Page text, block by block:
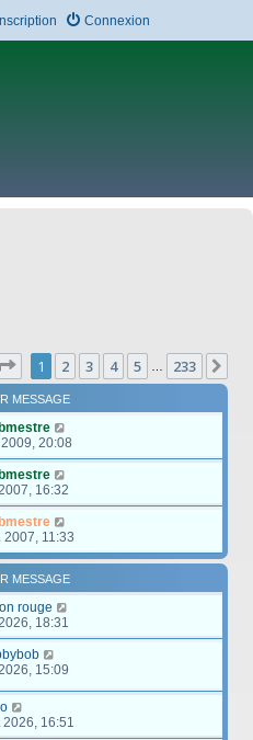
Connexion
Inscription
Page 1sur233
1 2 3 4 5 233
MESSAGE
20:08
16:32
2007, 11:33
MESSAGE
rouge
18:31
15:09
16:51